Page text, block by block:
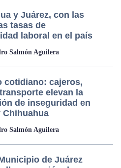
y Juárez, con las
tasas de
laboral en el país
Salmón Aguilera
cotidiano: cajeros,
elevan la
de inseguridad en
Chihuahua
Salmón Aguilera
de Juárez